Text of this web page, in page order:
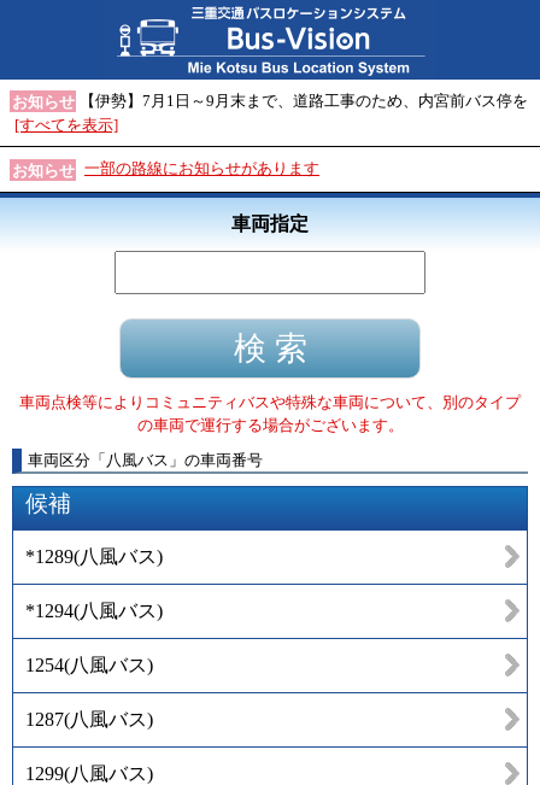
お知らせ
【伊勢】7月1日～9月末まで、道路工事のため、内宮前バス停を
[すべてを表示]
お知らせ 一部の路線にお知らせがあります
車両指定
車両点検等によりコミュニティバスや特殊な車両について、別のタイプ
の車両で運行する場合がございます。
車両区分 「 八風バス 」 の車両番号
候補
*1289(八風バス)
*1294(八風バス)
1254(八風バス)
1287(八風バス)
1299(八風バス)